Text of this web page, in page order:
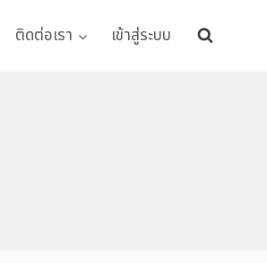
ติดต่อเรา เข้าสู่ระบบ